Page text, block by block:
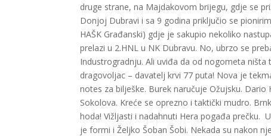
druge strane, na Majdakovom brijegu, gdje se
Donjoj Dubravi i sa 9 godina priključio se
HAŠK Građanski) gdje je sakupio nekoliko
prelazi u 2.HNL u NK Dubravu. No, ubrzo se
Industrogradnju. Ali uviđa da od nogometa ništa
dragovoljac – davatelj krvi 77 puta! Nova je
notes za bilješke. Burek naručuje Ožujsku.
Sokolova. Kreće se oprezno i taktički mudro.
hoda! Vižljasti i nadahnuti Hera pogađa prečku.
je formi i Željko Šoban Šobi. Nekada su nakon